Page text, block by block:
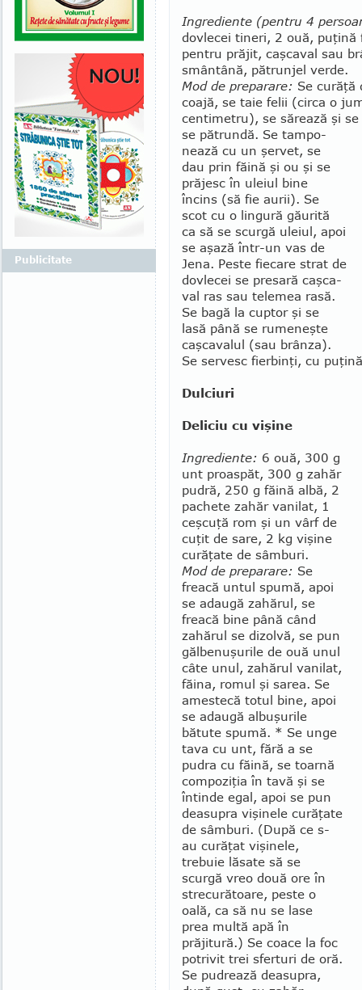
Ingrediente (pentru 4
dovlecei tineri, 2 ouă, puţină
pentru prăjit, caşcaval sau
smântână, pătrunjel verde.
Mod de preparare: Se curăţă
coajă, se taie felii (circa o
centi­metru), se sărează şi
se pătrundă. Se tampo­
nează cu un şervet, se
dau prin făină şi ou şi se
prăjesc în uleiul bine
încins (să fie aurii). Se
scot cu o lingură găurită
ca să se scurgă uleiul, apoi
se aşază într-un vas de
Jena. Peste fiecare strat de
dovlecei se pre­sară caşca­
val ras sau tele­mea rasă.
Se bagă la cup­tor şi se
lasă până se rumeneşte
caş­cavalul (sau brânza).
Se servesc fierbinţi, cu
Dulciuri
Deliciu cu vişine
Ingrediente: 6 ouă, 300 g
unt proaspăt, 300 g zahăr
pudră, 250 g făină albă, 2
pachete zahăr vanilat, 1
ceş­cuţă rom şi un vârf de
cuţit de sare, 2 kg vişine
curăţate de sâmburi.
Mod de preparare: Se
freacă untul spumă, apoi
se adau­gă zahărul, se
freacă bine până când
zahă­rul se dizolvă, se pun
gălbe­nuşurile de ouă unul
câte unul, zahărul vanilat,
făina, romul şi sarea. Se
amestecă totul bine, apoi
se adau­gă albu­şurile
bătute spumă. * Se unge
tava cu unt, fără a se
pudra cu făină, se toarnă
com­poziţia în tavă şi se
întinde egal, apoi se pun
deasupra vişinele curăţate
de sâmburi. (Du­pă ce s-
au cu­ră­ţat vişinele,
trebuie lăsate să se
scurgă vreo două ore în
stre­curătoare, peste o
oală, ca să nu se lase
prea multă apă în
prăjitură.) Se coace la foc
potrivit trei sferturi de oră.
Se pu­drează deasupra,
Publicitate